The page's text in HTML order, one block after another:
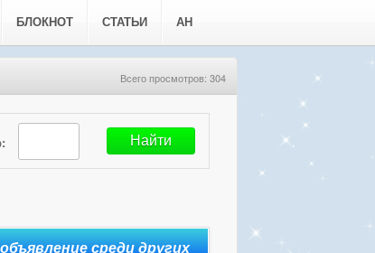
БЛОКНОТ СТАТЬИ АН
Всего просмотров: 304